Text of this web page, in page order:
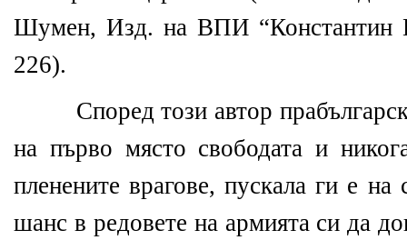
Шумен, Изд. на ВПИ “Константин
226).
Според този автор
на първо място свободата и
пленените врагове, пускала ги е
шанс в редовете на армията си да